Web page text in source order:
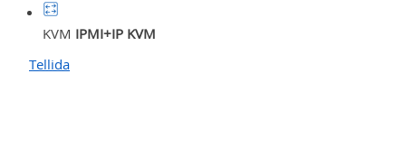
KVM IPMI+IP KVM
Tellida